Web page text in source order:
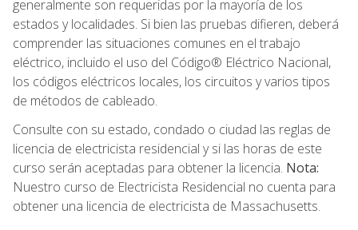
generalmente son requeridas por la mayoría de los
estados y localidades. Si bien las pruebas difieren, deberá
comprender las situaciones comunes en el trabajo
eléctrico, incluido el uso del Código® Eléctrico Nacional,
los códigos eléctricos locales, los circuitos y varios tipos
de métodos de cableado.
Consulte con su estado, condado o ciudad las reglas de
licencia de electricista residencial y si las horas de este
curso serán aceptadas para obtener la licencia. Nota:
Nuestro curso de Electricista Residencial no cuenta para
obtener una licencia de electricista de Massachusetts.